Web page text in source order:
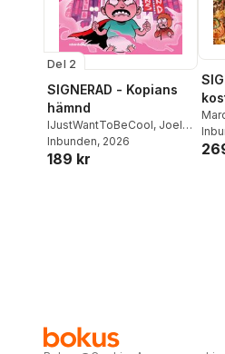
Del 2
SIGNERAD - Kopians
hämnd
IJustWantToBeCool, Joel
Adolphson,Emil Ejdemo
Beer ,Victor Beer
Inbunden, 2026
189 kr